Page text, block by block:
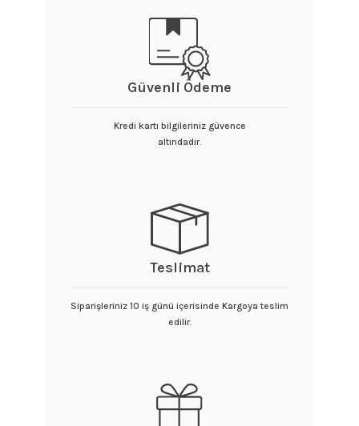
Güvenli Ödeme
Kredi kartı bilgileriniz güvence
altındadır.
Teslimat
Siparişleriniz 10 iş günü içerisinde Kargoya teslim
edilir.